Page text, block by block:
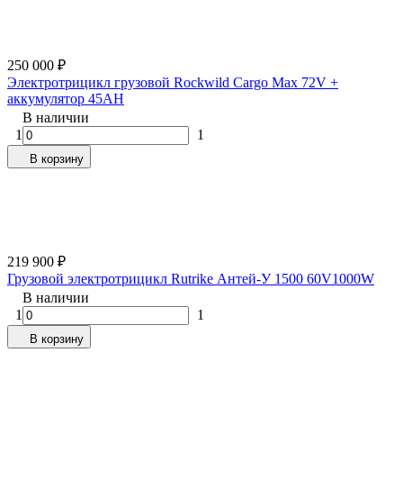
250 000 ₽
Электротрицикл грузовой Rockwild Cargo Max 72V +
аккумулятор 45AH
В наличии
1
1
В корзину
219 900 ₽
Грузовой электротрицикл Rutrike Антей-У 1500 60V1000W
В наличии
1
1
В корзину